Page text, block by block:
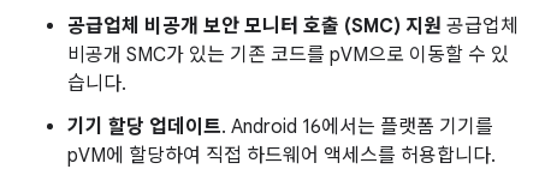
공급업체 비공개 보안 모니터 호출 (SMC) 지원 공급업체
비공개 SMC가 있는 기존 코드를 pVM으로 이동할 수 있
습니다.
기기 할당 업데이트. Android 16에서는 플랫폼 기기를
pVM에 할당하여 직접 하드웨어 액세스를 허용합니다.